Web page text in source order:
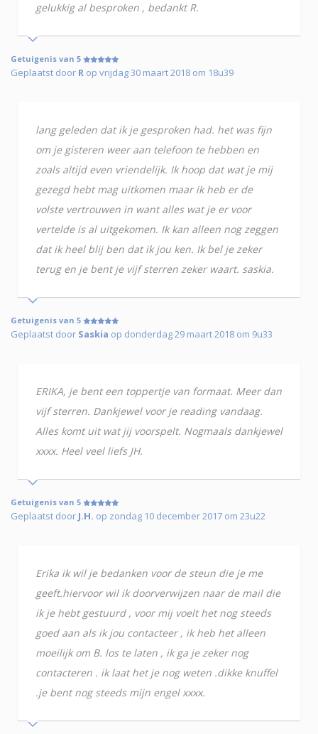
gelukkig al besproken , bedankt R.
Getuigenis van 5
Geplaatst door R op vrijdag 30 maart 2018 om 18u39
lang geleden dat ik je gesproken had. het was fijn
om je gisteren weer aan telefoon te hebben en
zoals altijd even vriendelijk. Ik hoop dat wat je mij
gezegd hebt mag uitkomen maar ik heb er de
volste vertrouwen in want alles wat je er voor
vertelde is al uitgekomen. Ik kan alleen nog zeggen
dat ik heel blij ben dat ik jou ken. Ik bel je zeker
terug en je bent je vijf sterren zeker waart. saskia.
Getuigenis van 5
Geplaatst door Saskia op donderdag 29 maart 2018 om 9u33
ERIKA, je bent een toppertje van formaat. Meer dan
vijf sterren. Dankjewel voor je reading vandaag.
Alles komt uit wat jij voorspelt. Nogmaals dankjewel
xxxx. Heel veel liefs JH.
Getuigenis van 5
Geplaatst door J.H. op zondag 10 december 2017 om 23u22
Erika ik wil je bedanken voor de steun die je me
geeft.hiervoor wil ik doorverwijzen naar de mail die
ik je hebt gestuurd , voor mij voelt het nog steeds
goed aan als ik jou contacteer , ik heb het alleen
moeilijk om B. los te laten , ik ga je zeker nog
contacteren . ik laat het je nog weten .dikke knuffel
.je bent nog steeds mijn engel xxxx.